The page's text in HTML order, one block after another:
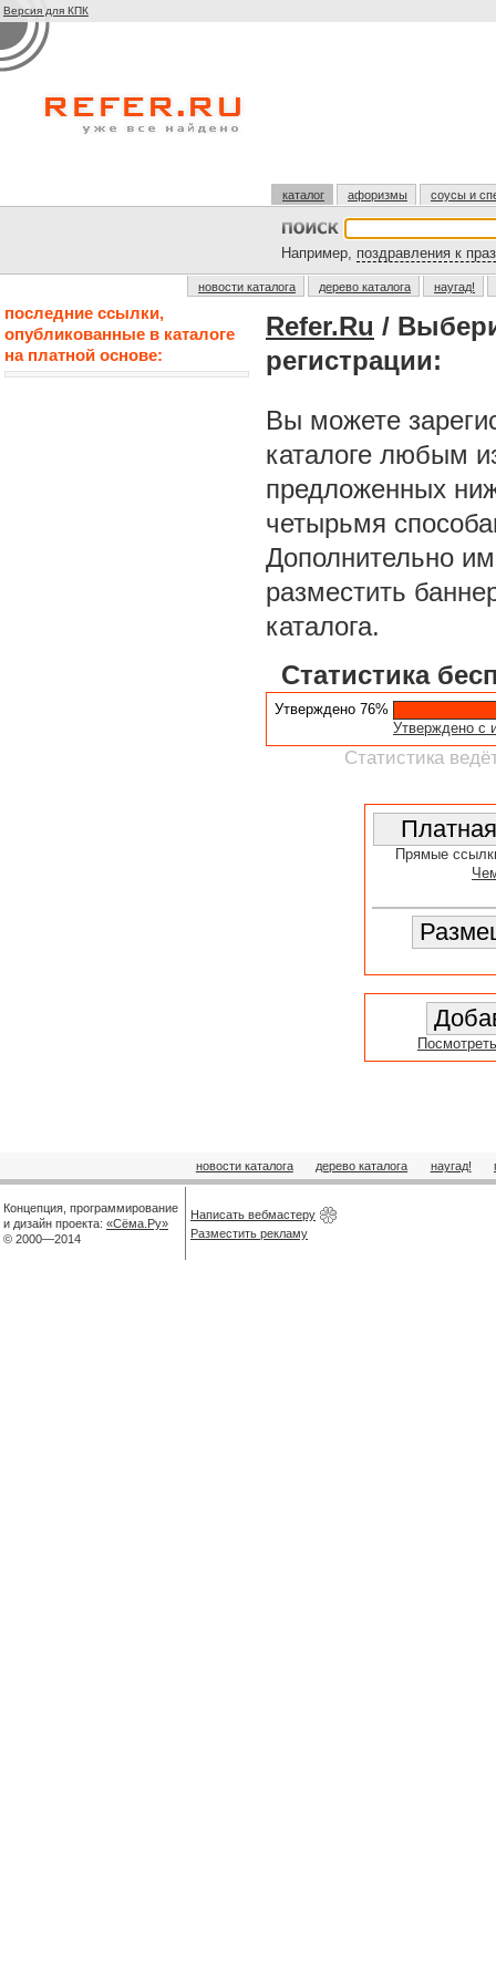
Версия для КПК
каталог афоризмы соусы и
Например, поздравления к
новости каталога дерево каталога наугад!
последние ссылки,
опубликованные в каталоге
на платной основе:
Refer.Ru /
регистрации:
Вы можете
каталоге любым
предложенных
четырьмя
Дополнительно
разместить
каталога.
Статистика
Утверждено 76%
Утверждено с
Статистика
Прямые
новости каталога дерево каталога наугад!
Концепция, программирование
и дизайн проекта: «Сёма.Ру»
© 2000—2014
Написать вебмастеру
Разместить рекламу